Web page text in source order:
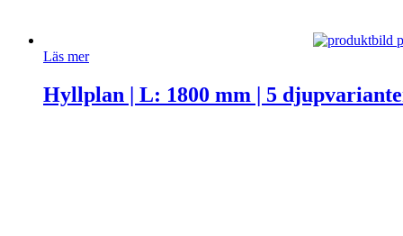
Läs mer
Hyllplan | L: 1800 mm | 5